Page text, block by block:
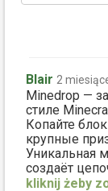
Blair 2
Minedrop —
стиле
Копайте
крупные
Уникальная
создаёт
в майндроп -